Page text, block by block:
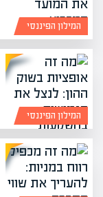
המילון הפיננסי
המילון הפיננסי